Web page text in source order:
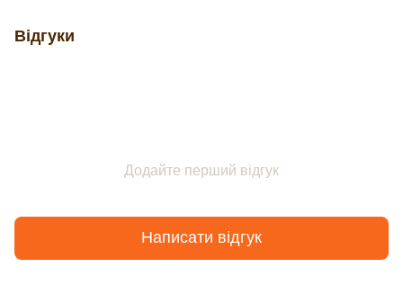
Відгуки
Додайте перший відгук
Написати відгук